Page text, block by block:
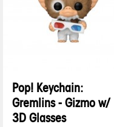
Pop! Keychain:
Gremlins - Gizmo w/
3D Glasses